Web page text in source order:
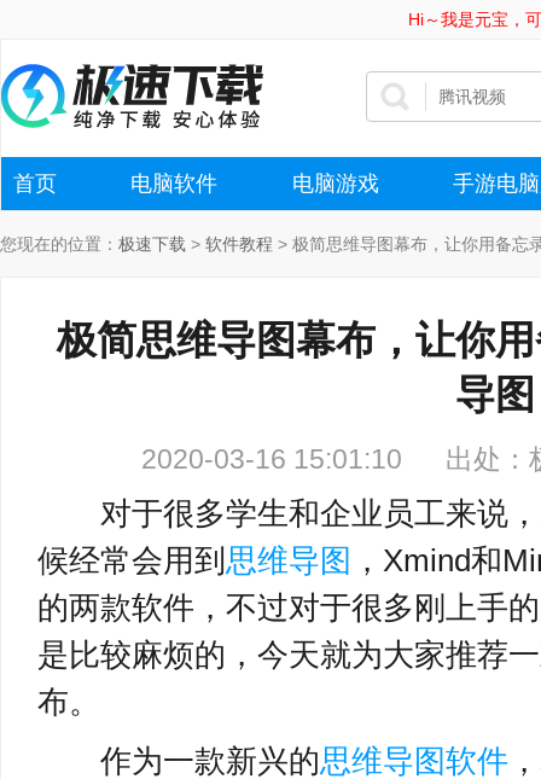
Hi～我是元宝，
首页 电脑软件 电脑游戏 手游电
您现在的位置： 极速下载 > 软件教程 > 极简思维导图幕布，让你用备忘
极简思维导图幕布，让你
导图
2020-03-16 15:01:10 出处：
对于很多学生和企业员工来说，
候经常会用到 思维导图 ，Xmind和
的两款软件，不过对于很多刚上手
是比较麻烦的，今天就为大家推荐
布。
作为一款新兴的思维导图软件